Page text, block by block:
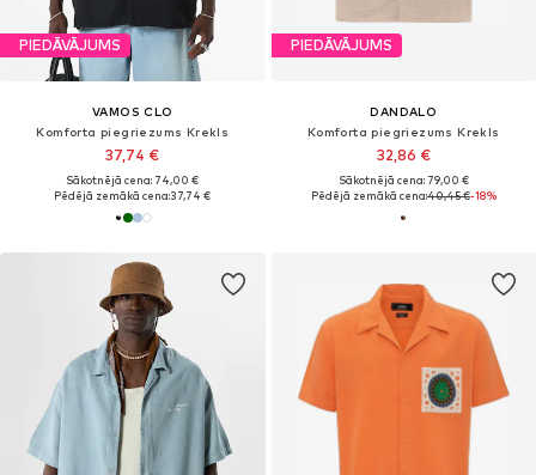
PIEDĀVĀJUMS
VAMOS CLO
Komforta piegriezums Krekls
37,74 €
Sākotnējā cena: 74,00 €
Pēdējā zemākā cena:37,74 €
PIEDĀVĀJUMS
DANDALO
Komforta piegriezums Krekls
32,86 €
Sākotnējā cena: 79,00 €
Pēdējā zemākā cena:40,45 €-18%